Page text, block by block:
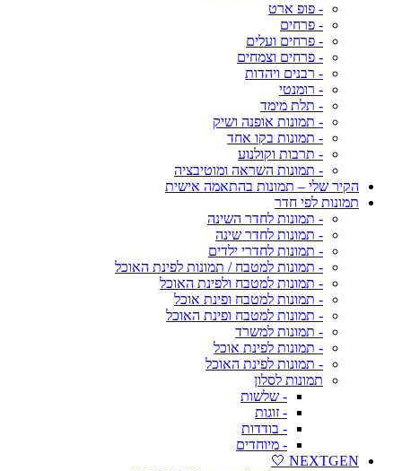
- פופ ארט
- פרחים
- פרחים ועלים
- פרחים וצמחים
- רבנים ויהדות
- רומנטי
- תלת מימד
- תמונות אופנה ושיק
- תמונות בקו אחד
- תרבות וקולנוע
- תמונות השראה ומוטיבציה
הקיר שלי – תמונות בהתאמה אישית
תמונות לפי חדר
- תמונות לחדר השינה
- תמונות לחדר שינה
- תמונות לחדרי ילדים
- תמונות למטבח / תמונות לפינת האוכל
- תמונות למטבח ולפינת האוכל
- תמונות למטבח ופינת אוכל
- תמונות למטבח ופינת האוכל
- תמונות למשרד
- תמונות לפינת אוכל
- תמונות לפינת האוכל
תמונות לסלון
- שלשות
- זוגות
- בודדות
- מיוחדים
NEXTGEN 🤍